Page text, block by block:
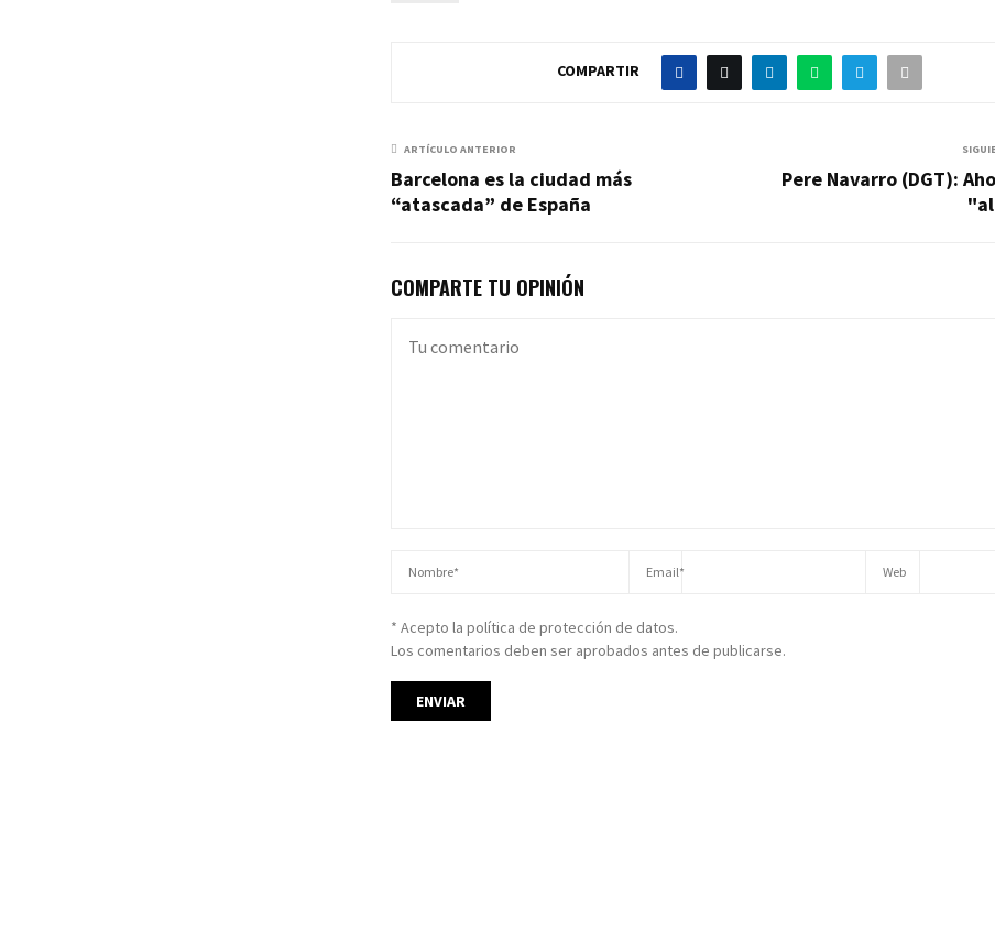
COMPARTIR
ARTÍCULO ANTERIOR
Barcelona es la ciudad más
“atascada” de España
Pere Navarro (DGT):
COMPARTE TU OPINIÓN
* Acepto la política de protección de datos.
Los comentarios deben ser aprobados antes de publicarse.